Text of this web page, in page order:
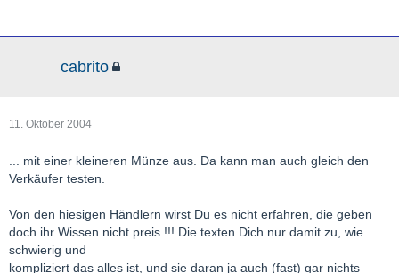
cabrito
11. Oktober 2004
... mit einer kleineren Münze aus. Da kann man auch gleich den
Verkäufer testen.
Von den hiesigen Händlern wirst Du es nicht erfahren, die geben
doch ihr Wissen nicht preis !!! Die texten Dich nur damit zu, wie
schwierig und
kompliziert das alles ist, und sie daran ja auch (fast) gar nichts